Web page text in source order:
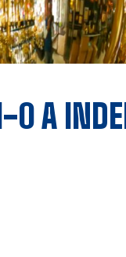
0 A